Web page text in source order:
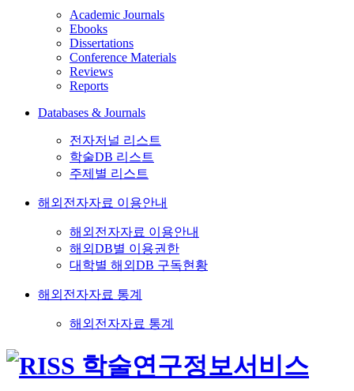
Academic Journals
Ebooks
Dissertations
Conference Materials
Reviews
Reports
Databases & Journals
전자저널 리스트
학술DB 리스트
주제별 리스트
해외전자자료 이용안내
해외전자자료 이용안내
해외DB별 이용권한
대학별 해외DB 구독현황
해외전자자료 통계
해외전자자료 통계